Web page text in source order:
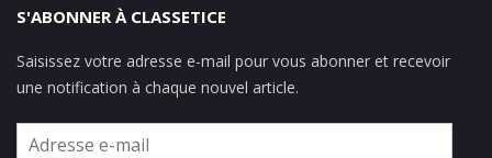
S'ABONNER À CLASSETICE
Saisissez votre adresse e-mail pour vous abonner et recevoir
une notification à chaque nouvel article.
Adresse